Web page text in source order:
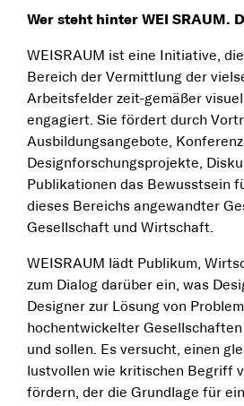
Wer steht hinter WEI SRAUM.
WEISRAUM ist eine Initiative,
Bereich der Vermittlung der
Arbeitsfelder zeit-gemäßer
engagiert. Sie fördert durch
Ausbildungsangebote,
Designforschungsprojekte,
Publikationen das Bewusstsein
dieses Bereichs angewandter
Gesellschaft und Wirtschaft.
WEISRAUM lädt Publikum,
zum Dialog darüber ein, was
Designer zur Lösung von
hochentwickelter
und sollen. Es versucht, einen
lustvollen wie kritischen Begriff
fördern, der die Grundlage für